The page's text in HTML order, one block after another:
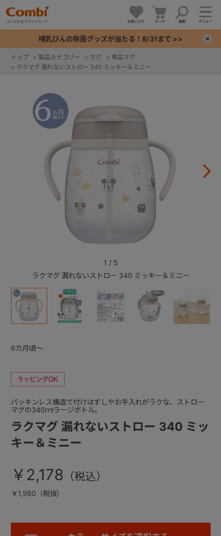
お気に入り カート 検索 メニュー
哺乳びんの除菌グッズが当たる！8/31まで >>
トップ > 製品カテゴリー > マグ > 単品マグ
> ラクマグ 漏れないストロー 340 ミッキー＆ミニー
ラクマグ 漏れないストロー 340 ミッキー＆ミニー
1 / 5
ラクマグ 漏れないストロー 340 ミッ
キー＆ミニー
パッキンレス構造で付けはずしやお手入れがラクな、ストロー
マグの340ｍlラージボトル。
￥2,178
￥1,980（税抜）
6カ月頃～